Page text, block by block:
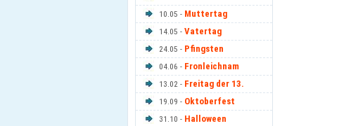
10.05 - Muttertag
14.05 - Vatertag
24.05 - Pfingsten
04.06 - Fronleichnam
13.02 - Freitag der 13.
19.09 - Oktoberfest
31.10 - Halloween